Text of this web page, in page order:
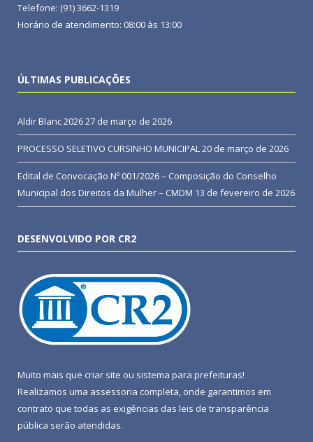
Telefone: (91) 3662-1319
Horário de atendimento: 08:00 às 13:00
ÚLTIMAS PUBLICAÇÕES
Aldir Blanc 202627 de março de 2026
PROCESSO SELETIVO CURSINHO MUNICIPAL20 de março de 2026
Edital de Convocação Nº 001/2026 – Composição do Conselho
Municipal dos Direitos da Mulher – CMDM 13 de fevereiro de 2026
DESENVOLVIDO POR CR2
Muito mais que criar site ou sistema para prefeituras!
Realizamos uma assessoria completa, onde garantimos em
contrato que todas as exigências das leis de transparência
pública serão atendidas.